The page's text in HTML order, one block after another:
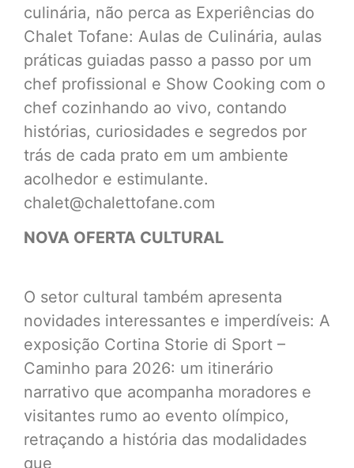
culinária, não perca as Experiências do
Chalet Tofane: Aulas de Culinária, aulas
práticas guiadas passo a passo por um
chef profissional e Show Cooking com o
chef cozinhando ao vivo, contando
histórias, curiosidades e segredos por
trás de cada prato em um ambiente
acolhedor e estimulante.
chalet@chalettofane.com
NOVA OFERTA CULTURAL
O setor cultural também apresenta
novidades interessantes e imperdíveis: A
exposição Cortina Storie di Sport –
Caminho para 2026: um itinerário
narrativo que acompanha moradores e
visitantes rumo ao evento olímpico,
retraçando a história das modalidades
que